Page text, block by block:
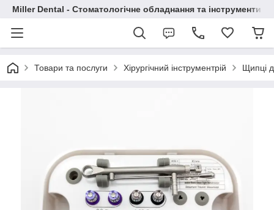
Miller Dental - Стоматологічне обладнання та інструменти
Товари та послуги Хірургічний інструментрій Щипці